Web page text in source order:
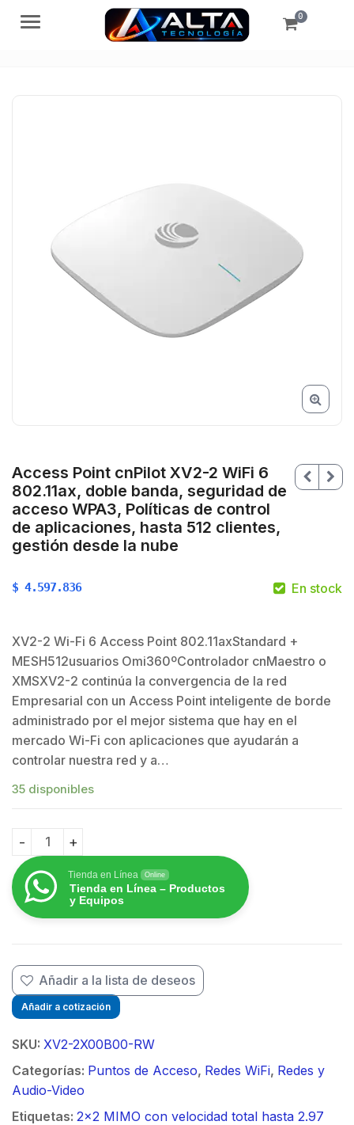
Menú 0
Access Point cnPilot XV2-2 WiFi 6
802.11ax, doble banda, seguridad de
acceso WPA3, Políticas de control
de aplicaciones, hasta 512 clientes,
gestión desde la nube
$ 4.597.836 En stock
XV2-2 Wi-Fi 6 Access Point 802.11axStandard +
MESH512usuarios Omi360ºControlador cnMaestro o
XMSXV2-2 continúa la convergencia de la red
Empresarial con un Access Point inteligente de borde
administrado por el mejor sistema que hay en el
mercado Wi-Fi con aplicaciones que ayudarán a
controlar nuestra red y a…
35 disponibles
Access Point cnPilot XV2-2 WiFi 6 802.11ax, doble
Tienda en Línea Online
Tienda en Línea – Productos
y Equipos
Añadir a la lista de deseos
Añadir a cotización
SKU: XV2-2X00B00-RW
Categorías: Puntos de Acceso, Redes WiFi, Redes y
Audio-Video
Etiquetas: 2x2 MIMO con velocidad total hasta 2.97